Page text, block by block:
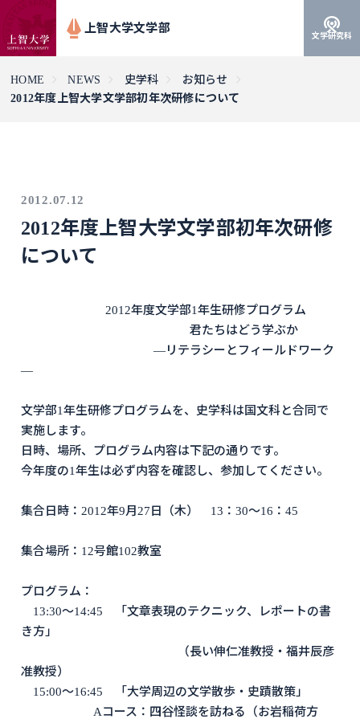
上智大学文学部
文学研究科
HOME NEWS 史学科
お知らせ
2012年度上智大学文学部初年次研修について
2012.07.12
2012年度上智大学文学部初年次研修
について
2012年度文学部1年生研修プログラム
君たちはどう学ぶか
―リテラシーとフィールドワーク
―
文学部1年生研修プログラムを、史学科は国文科と合同で
実施します。
日時、場所、プログラム内容は下記の通りです。
今年度の1年生は必ず内容を確認し、参加してください。
集合日時：2012年9月27日（木） 13：30～16：45
集合場所：12号館102教室
プログラム：
13:30～14:45 「文章表現のテクニック、レポートの書
き方」
（長い伸仁准教授・福井辰彦
准教授）
15:00～16:45 「大学周辺の文学散歩・史蹟散策」
Aコース：四谷怪談を訪ねる（お岩稲荷方